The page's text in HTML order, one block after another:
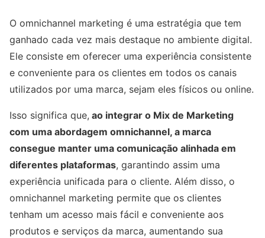
O omnichannel marketing é uma estratégia que tem
ganhado cada vez mais destaque no ambiente digital.
Ele consiste em oferecer uma experiência consistente
e conveniente para os clientes em todos os canais
utilizados por uma marca, sejam eles físicos ou online.
Isso significa que, ao integrar o Mix de Marketing
com uma abordagem omnichannel, a marca
consegue manter uma comunicação alinhada em
diferentes plataformas, garantindo assim uma
experiência unificada para o cliente. Além disso, o
omnichannel marketing permite que os clientes
tenham um acesso mais fácil e conveniente aos
produtos e serviços da marca, aumentando sua